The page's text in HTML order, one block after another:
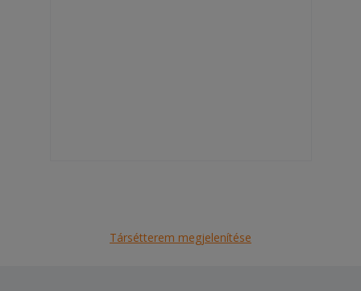
Társétterem megjelenítése